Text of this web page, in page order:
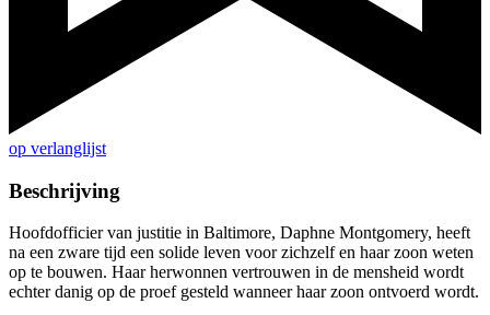
op verlanglijst
Beschrijving
Hoofdofficier van justitie in Baltimore, Daphne Montgomery, heeft
na een zware tijd een solide leven voor zichzelf en haar zoon weten
op te bouwen. Haar herwonnen vertrouwen in de mensheid wordt
echter danig op de proef gesteld wanneer haar zoon ontvoerd wordt.